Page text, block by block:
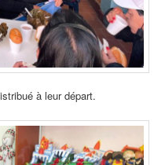
à leur départ.